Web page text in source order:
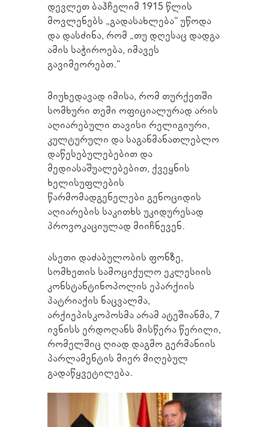
დევლეთ ბაჰჩელიმ 1915 წლის
მოვლენებს „გადასახლება“ უწოდა
და დასძინა, რომ „თუ დღესაც დადგა
ამის საჭიროება, იმავეს
გავიმეორებთ.“
მიუხედავად იმისა, რომ თურქეთში
სომხური თემი ოფიციალურად არის
აღიარებული თავისი რელიგიური,
კულტურული და საგანმანათლებლო
დაწესებულებებით და
მედიასაშუალებებით, ქვეყნის
ხელისუფლების
წარმომადგენელები გენოციდის
აღიარების საკითხს უკიდურესად
პროვოკაციულად მიიჩნევენ.
ასეთი დაძაბულობის ფონზე,
სომხეთის სამოციქულო ეკლესიის
კონსტანტინოპოლის ეპარქიის
პატრიაქის ნაცვალმა,
არქიეპისკოპოსმა არამ ატეშიანმა, 7
ივნისს ერდოღანს მისწერა წერილი,
რომელშიც ღიად დაგმო გერმანიის
პარლამენტის მიერ მიღებულ
გადაწყვეტილება.